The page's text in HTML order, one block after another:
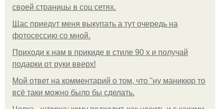
своей страницы в соц сетях.
Щас приедут меня выкупать а тут очередь на
фотосессию со мной.
Приходи к нам в прикиде в стиле 90 х и получай
подарки от руки вверх!
Мой ответ на комментарий о том, что "ну маникюр то
всё таки можно было бы сделать.